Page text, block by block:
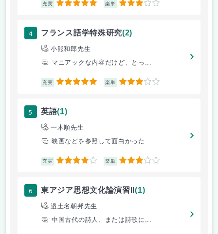
充実 5 楽単 3
4 フランス語学特殊研究(2)
小熊和郎先生
マニアックな内容だけど、とっ...
充実 5 楽単 3
5 英語(1)
一木順先生
映画などを参照して面白かった...
充実 4 楽単 3
6 東アジア思想文化論演習II(1)
邉土名朝邦先生
中国古代の詩人、または詩歌に...